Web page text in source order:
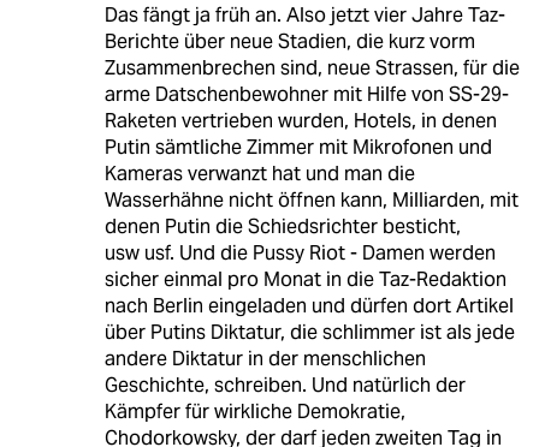
Das fängt ja früh an. Also jetzt vier Jahre Taz-
Berichte über neue Stadien, die kurz vorm
Zusammenbrechen sind, neue Strassen, für die
arme Datschenbewohner mit Hilfe von SS-29-
Raketen vertrieben wurden, Hotels, in denen
Putin sämtliche Zimmer mit Mikrofonen und
Kameras verwanzt hat und man die
Wasserhähne nicht öffnen kann, Milliarden, mit
denen Putin die Schiedsrichter besticht,
usw usf. Und die Pussy Riot - Damen werden
sicher einmal pro Monat in die Taz-Redaktion
nach Berlin eingeladen und dürfen dort Artikel
über Putins Diktatur, die schlimmer ist als jede
andere Diktatur in der menschlichen
Geschichte, schreiben. Und natürlich der
Kämpfer für wirkliche Demokratie,
Chodorkowsky, der darf jeden zweiten Tag in